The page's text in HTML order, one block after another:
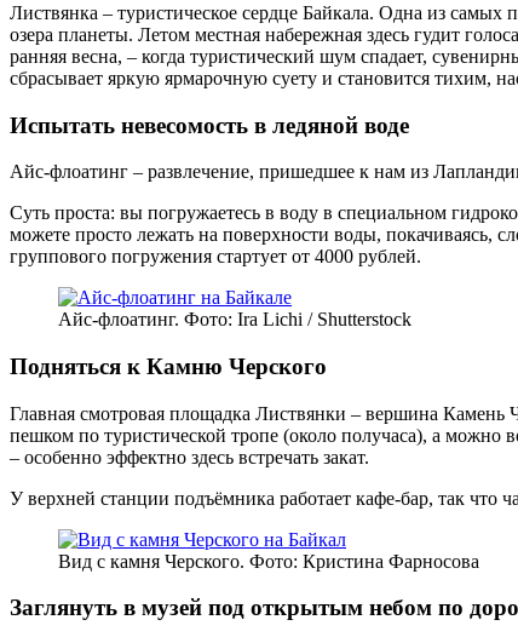
Листвянка – туристическое сердце Байкала. Одна из
озера планеты. Летом местная набережная здесь гудит
ранняя весна, – когда туристический шум спадает,
сбрасывает яркую ярмарочную суету и становится тихим,
Испытать невесомость в ледяной воде
Айс-флоатинг – развлечение, пришедшее к нам из
Суть проста: вы погружаетесь в воду в специальном
можете просто лежать на поверхности воды, покачиваясь,
группового погружения стартует от 4000 рублей.
Айс-флоатинг. Фото: Ira Lichi / Shutterstock
Подняться к Камню Черского
Главная смотровая площадка Листвянки – вершина Камень
пешком по туристической тропе (около получаса), а можно
– особенно эффектно здесь встречать закат.
У верхней станции подъёмника работает кафе-бар, так что
Вид с камня Черского. Фото: Кристина Фарносова
Заглянуть в музей под открытым небом по